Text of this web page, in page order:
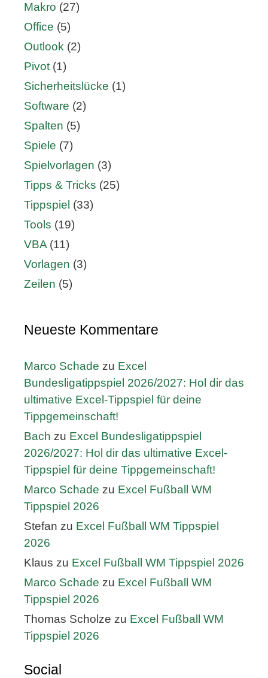
Makro (27)
Office (5)
Outlook (2)
Pivot (1)
Sicherheitslücke (1)
Software (2)
Spalten (5)
Spiele (7)
Spielvorlagen (3)
Tipps & Tricks (25)
Tippspiel (33)
Tools (19)
VBA (11)
Vorlagen (3)
Zeilen (5)
Neueste Kommentare
Marco Schade zu Excel
Bundesligatippspiel 2026/2027: Hol dir das
ultimative Excel-Tippspiel für deine
Tippgemeinschaft!
Bach zu Excel Bundesligatippspiel
2026/2027: Hol dir das ultimative Excel-
Tippspiel für deine Tippgemeinschaft!
Marco Schade zu Excel Fußball WM
Tippspiel 2026
Stefan zu Excel Fußball WM Tippspiel
2026
Klaus zu Excel Fußball WM Tippspiel 2026
Marco Schade zu Excel Fußball WM
Tippspiel 2026
Thomas Scholze zu Excel Fußball WM
Tippspiel 2026
Social